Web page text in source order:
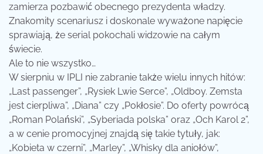
zamierza pozbawić obecnego prezydenta władzy.
Znakomity scenariusz i doskonale wyważone napięcie
sprawiają, że serial pokochali widzowie na całym
świecie.
Ale to nie wszystko…
W sierpniu w IPLI nie zabranie także wielu innych hitów:
„Last passenger”, „Rysiek Lwie Serce”, „Oldboy. Zemsta
jest cierpliwa”, „Diana” czy „Pokłosie”. Do oferty powrócą
„Roman Polański”, „Syberiada polska” oraz „Och Karol 2”,
a w cenie promocyjnej znajdą się takie tytuły, jak:
„Kobieta w czerni”, „Marley”, „Whisky dla aniołów”,